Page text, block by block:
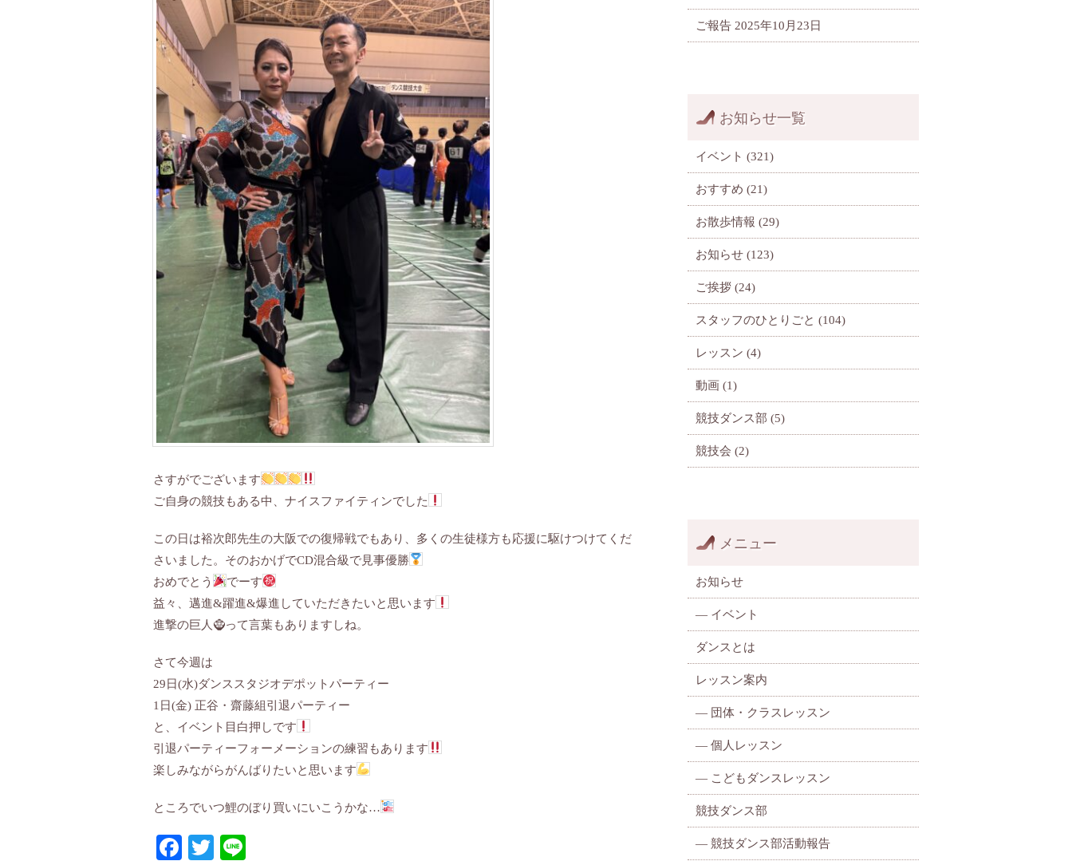
さすがでございます
ご自身の競技もある中、ナイスファイティンでした
この日は裕次郎先生の大阪での復帰戦でもあり、多くの生徒様方も応援に駆けつけてくだ
さいました。そのおかげでCD混合級で見事優勝
おめでとう
でーす
益々、邁進&躍進&爆進していただきたいと思います
進撃の巨人🧌って言葉もありますしね。
さて今週は
29日(水)ダンススタジオデポットパーティー
1日(金) 正谷・齋藤組引退パーティー
と、イベント目白押しです
引退パーティーフォーメーションの練習もあります
楽しみながらがんばりたいと思います
ところでいつ鯉のぼり買いにいこうかな…
Facebook
Twitter
ご報告 2025年10月23日
お知らせ一覧
イベント (321)
おすすめ (21)
お散歩情報 (29)
お知らせ (123)
ご挨拶 (24)
スタッフのひとりごと (104)
レッスン (4)
動画 (1)
競技ダンス部 (5)
競技会 (2)
メニュー
お知らせ
— イベント
ダンスとは
レッスン案内
— 団体・クラスレッスン
— 個人レッスン
— こどもダンスレッスン
競技ダンス部
— 競技ダンス部活動報告